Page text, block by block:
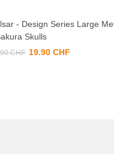
- Design Series Large
Skulls
CHF 19.90 CHF